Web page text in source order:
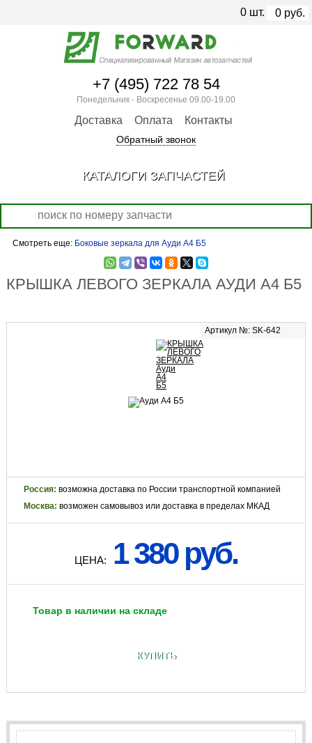
Смотреть еще: Боковые зеркала для Ауди А4 Б5
КРЫШКА ЛЕВОГО ЗЕРКАЛА АУДИ А4 Б5
Артикул №: SK-642
Россия: возможна доставка по России транспортной компанией
Москва: возможен самовывоз или доставка в пределах МКАД
ЦЕНА: 1 380 руб.
Товар в наличии на складе
КУПИТЬ
+7 (495) 722 78 54
Понедельник - Воскресенье 09.00-19.00
Доставка Оплата Контакты
Обратный звонок
0 шт. 0 руб.
КАТАЛОГИ ЗАПЧАСТЕЙ